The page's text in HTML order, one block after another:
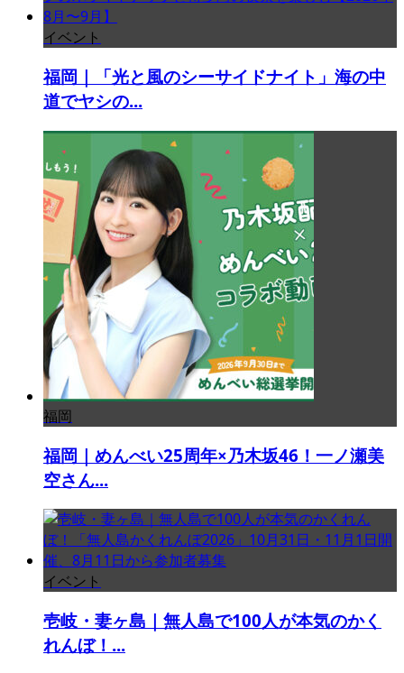
イベント
福岡｜「光と風のシーサイドナイト」海の中
道でヤシの...
福岡
福岡｜めんべい25周年×乃木坂46！一ノ瀬美
空さん...
イベント
壱岐・妻ヶ島｜無人島で100人が本気のかく
れんぼ！...